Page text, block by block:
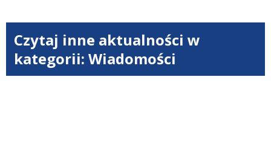
Czytaj inne aktualności w
kategorii: Wiadomości